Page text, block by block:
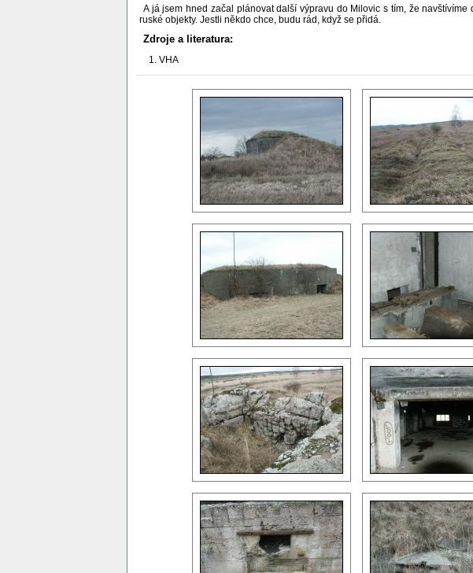
A já jsem hned začal plánovat další výpravu do Milovic s tím, že
ruské objekty. Jestli někdo chce, budu rád, když se přidá.
Zdroje a literatura:
VHA